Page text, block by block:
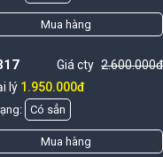
Mua hàng
Giá cty 2.600.000đ
lý 1.950.000đ
Có sẳn
Mua hàng